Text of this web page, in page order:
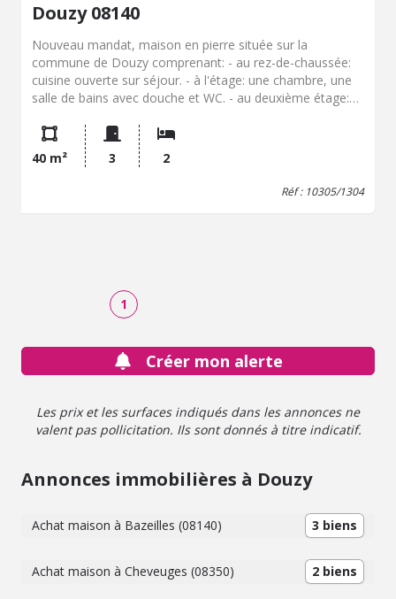
Douzy 08140
Nouveau mandat, maison en pierre située sur la
commune de Douzy comprenant: - au rez-de-chaussée:
cuisine ouverte sur séjour. - à l'étage: une chambre, une
salle de bains avec douche et WC. - au deuxième étage:
une première acquisition. Travaux à prévoir ( cuisine et
rafraichissement intérieur). Plus de précisions à l'office.
40 m² 3 2
Réf : 10305/1304
1
Créer mon alerte
Les prix et les surfaces indiqués dans les annonces ne
valent pas pollicitation. Ils sont donnés à titre indicatif.
Annonces immobilières à Douzy
Achat maison à Bazeilles (08140) 3 biens
Achat maison à Cheveuges (08350) 2 biens